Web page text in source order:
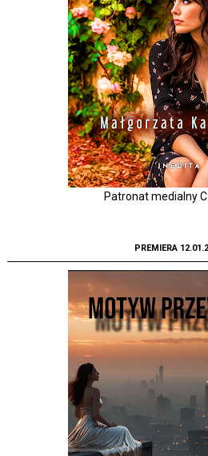
Patronat medialny
PREMIERA